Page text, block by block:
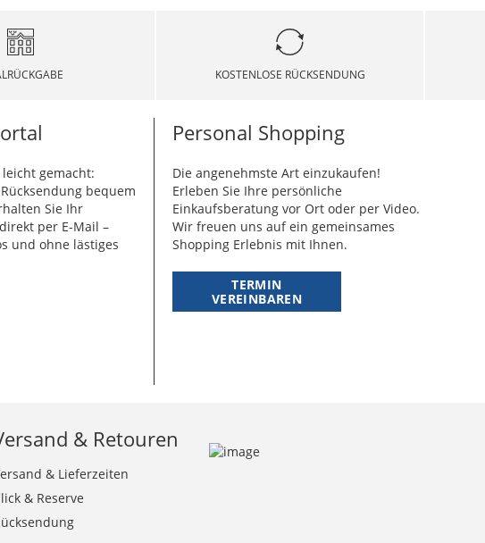
KOSTENLOSE RÜCKSENDUNG
gemacht:
bequem
Sie Ihr
per E-Mail –
und ohne lästiges
Personal Shopping
Die angenehmste Art einzukaufen!
Erleben Sie Ihre persönliche
Einkaufsberatung vor Ort oder per Video.
Wir freuen uns auf ein gemeinsames
Shopping Erlebnis mit Ihnen.
TERMIN
VEREINBAREN
& Retouren
& Lieferzeiten
& Reserve